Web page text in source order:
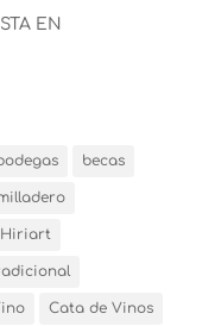
EN
becas
Hiriart
Cata de Vinos